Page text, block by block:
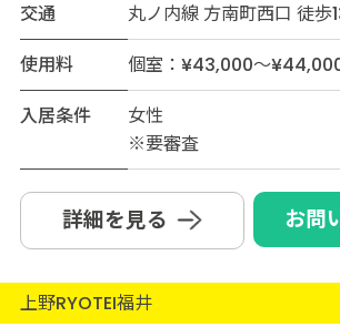
交通
丸ノ内線 方南町西口 徒歩
使用料
個室：¥43,000～
入居条件
女性
※要審査
詳細を見る お問
上野RYOTEI福井